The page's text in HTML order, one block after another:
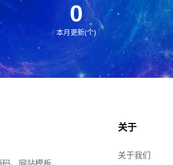
0
本月更新(个)
关于
关于我们